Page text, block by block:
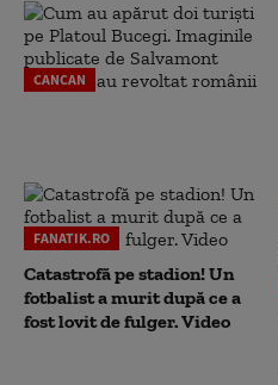
CANCAN
FANATIK.RO
Catastrofă pe stadion! Un
fotbalist a murit după ce a
fost lovit de fulger. Video